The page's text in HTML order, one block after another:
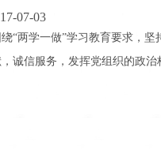
07-03
“两学一做”学习教育要求，
诚信服务，发挥党组织的政